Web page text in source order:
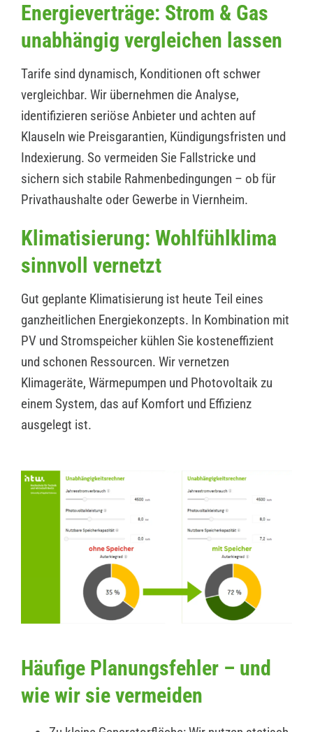
Energieverträge: Strom & Gas
unabhängig vergleichen lassen
Tarife sind dynamisch, Konditionen oft schwer
vergleichbar. Wir übernehmen die Analyse,
identifizieren seriöse Anbieter und achten auf
Klauseln wie Preisgarantien, Kündigungsfristen und
Indexierung. So vermeiden Sie Fallstricke und
sichern sich stabile Rahmenbedingungen – ob für
Privathaushalte oder Gewerbe in Viernheim.
Klimatisierung: Wohlfühlklima
sinnvoll vernetzt
Gut geplante Klimatisierung ist heute Teil eines
ganzheitlichen Energiekonzepts. In Kombination mit
PV und Stromspeicher kühlen Sie kosteneffizient
und schonen Ressourcen. Wir vernetzen
Klimageräte, Wärmepumpen und Photovoltaik zu
einem System, das auf Komfort und Effizienz
ausgelegt ist.
Häufige Planungsfehler – und
wie wir sie vermeiden